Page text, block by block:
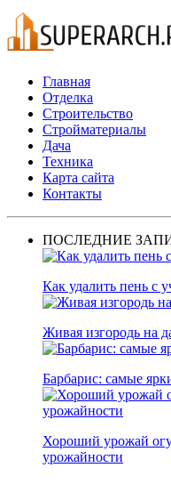
Главная
Отделка
Строительство
Стройматериалы
Дача
Техника
Карта сайта
Контакты
ПОСЛЕДНИЕ
Как удалить пень с
Живая изгородь на
Барбарис: самые
Хороший урожай
урожайности